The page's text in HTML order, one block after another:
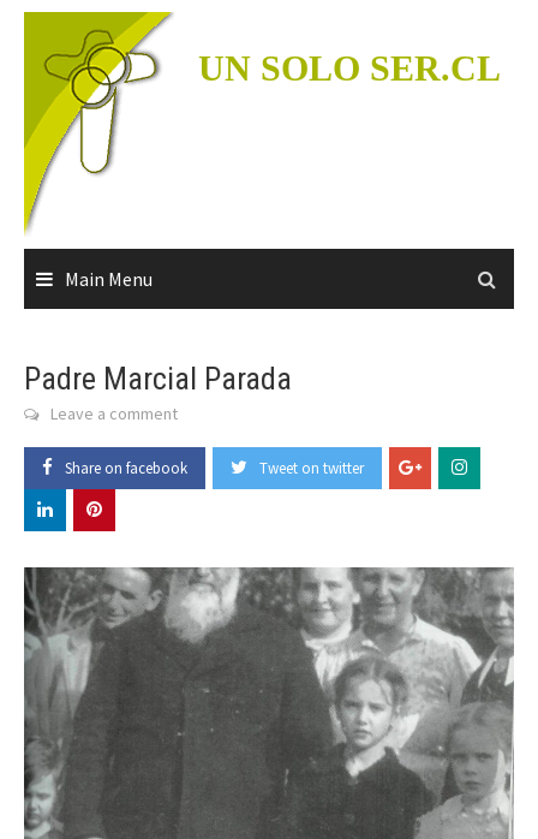
Skip
content
UN SOLO SER.CL
Main Menu
Padre Marcial Parada
Leave a comment
Share on facebook Tweet on twitter